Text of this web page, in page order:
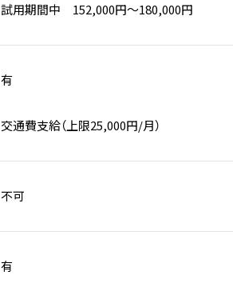
試用期間中 152,000円〜180,000円
有
交通費支給（上限25,000円/月）
不可
有